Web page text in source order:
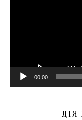
00:00
ДІЯ